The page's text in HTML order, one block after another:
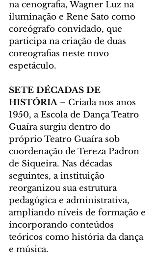
na cenografia, Wagner Luz na
iluminação e Rene Sato como
coreógrafo convidado, que
participa na criação de duas
coreografias neste novo
espetáculo.
SETE DÉCADAS DE
HISTÓRIA – Criada nos anos
1950, a Escola de Dança Teatro
Guaíra surgiu dentro do
próprio Teatro Guaíra sob
coordenação de Tereza Padron
de Siqueira. Nas décadas
seguintes, a instituição
reorganizou sua estrutura
pedagógica e administrativa,
ampliando níveis de formação e
incorporando conteúdos
teóricos como história da dança
e música.